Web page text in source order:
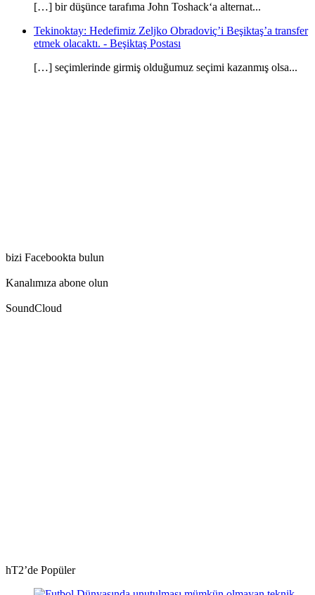
[…] bir düşünce tarafıma John Toshack‘a alternat...
Tekinoktay: Hedefimiz Zeljko Obradoviç’i Beşiktaş’a transfer
etmek olacaktı. - Beşiktaş Postası
[…] seçimlerinde girmiş olduğumuz seçimi kazanmış olsa...
bizi Facebookta bulun
Kanalımıza abone olun
SoundCloud
hT2’de Popüler